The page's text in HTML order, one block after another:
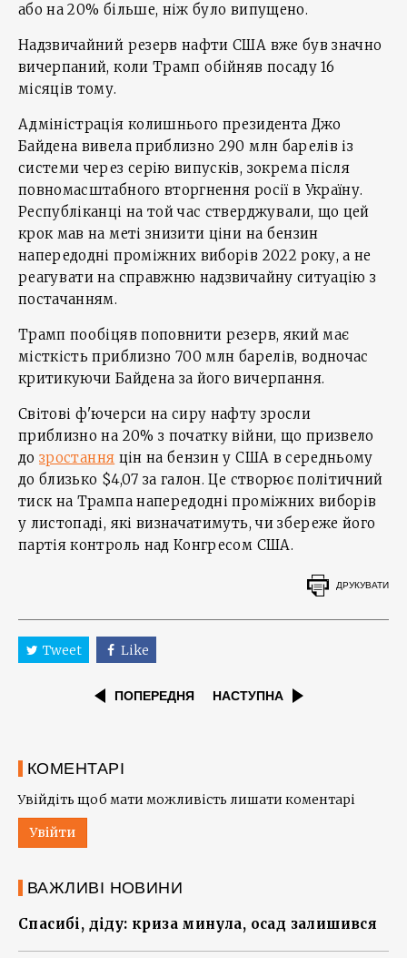
або на 20% більше, ніж було випущено.
Надзвичайний резерв нафти США вже був значно
вичерпаний, коли Трамп обійняв посаду 16
місяців тому.
Адміністрація колишнього президента Джо
Байдена вивела приблизно 290 млн барелів із
системи через серію випусків, зокрема після
повномасштабного вторгнення росії в Україну.
Республіканці на той час стверджували, що цей
крок мав на меті знизити ціни на бензин
напередодні проміжних виборів 2022 року, а не
реагувати на справжню надзвичайну ситуацію з
постачанням.
Трамп пообіцяв поповнити резерв, який має
місткість приблизно 700 млн барелів, водночас
критикуючи Байдена за його вичерпання.
Світові ф'ючерси на сиру нафту зросли
приблизно на 20% з початку війни, що призвело
дозростання цін на бензин у США в середньому
до близько $4,07 за галон. Це створює політичний
тиск на Трампа напередодні проміжних виборів
у листопаді, які визначатимуть, чи збереже його
партія контроль над Конгресом США.
ДРУКУВАТИ
Tweet Like
ПОПЕРЕДНЯ НАСТУПНА
КОМЕНТАРІ
Увійдіть щоб мати можливість лишати коментарі
Увійти
ВАЖЛИВІ НОВИНИ
Спасибі, діду: криза минула, осад залишився